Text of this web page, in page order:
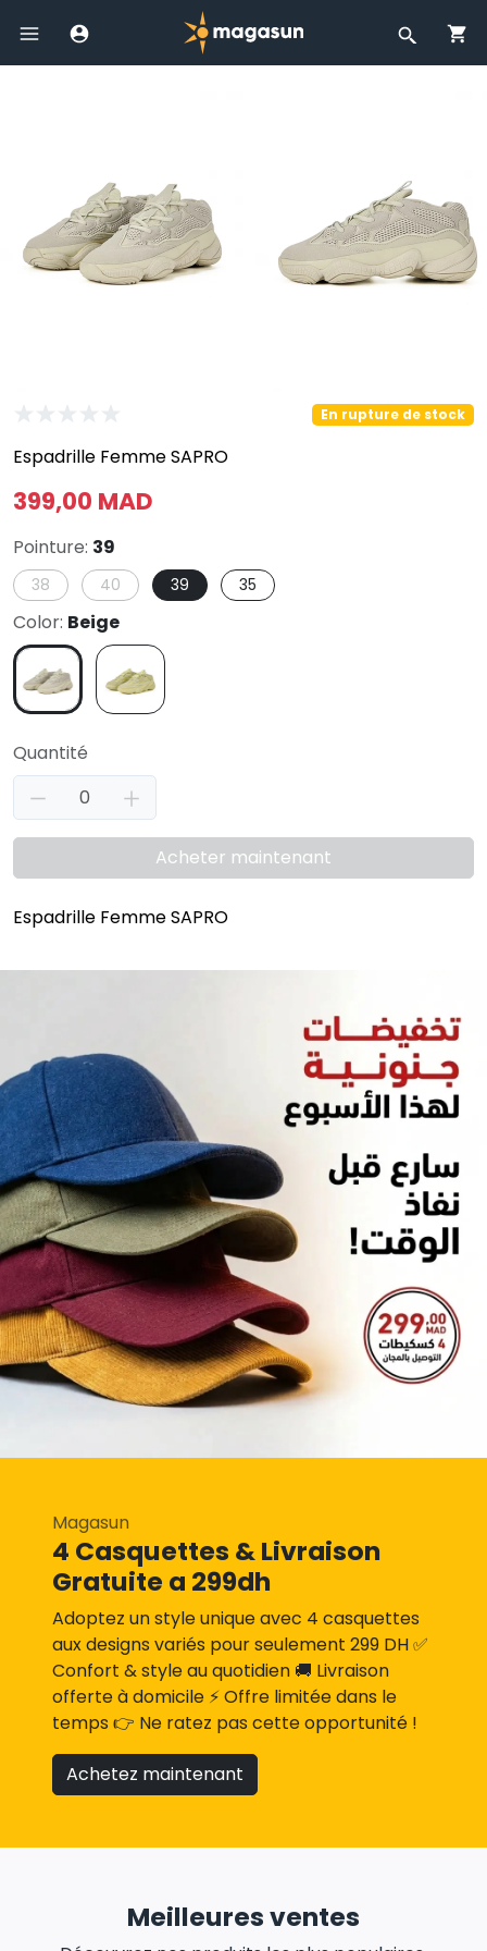
En rupture de stock
Espadrille Femme SAPRO
399,00 MAD
Pointure: 39
38 40 39 35
Color: Beige
Quantité
Acheter maintenant
Espadrille Femme SAPRO
Magasun
4 Casquettes & Livraison
Gratuite a 299dh
Adoptez un style unique avec 4 casquettes
aux designs variés pour seulement 299 DH ✅
Confort & style au quotidien 🚚 Livraison
offerte à domicile ⚡ Offre limitée dans le
temps 👉 Ne ratez pas cette opportunité !
Achetez maintenant
Meilleures ventes